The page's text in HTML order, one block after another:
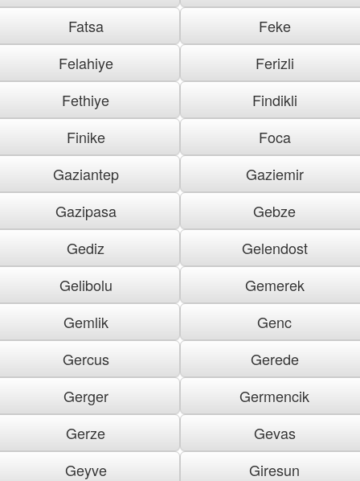
Fatsa
Feke
Felahiye
Ferizli
Fethiye
Findikli
Finike
Foca
Gaziantep
Gaziemir
Gazipasa
Gebze
Gediz
Gelendost
Gelibolu
Gemerek
Gemlik
Genc
Gercus
Gerede
Gerger
Germencik
Gerze
Gevas
Geyve
Giresun